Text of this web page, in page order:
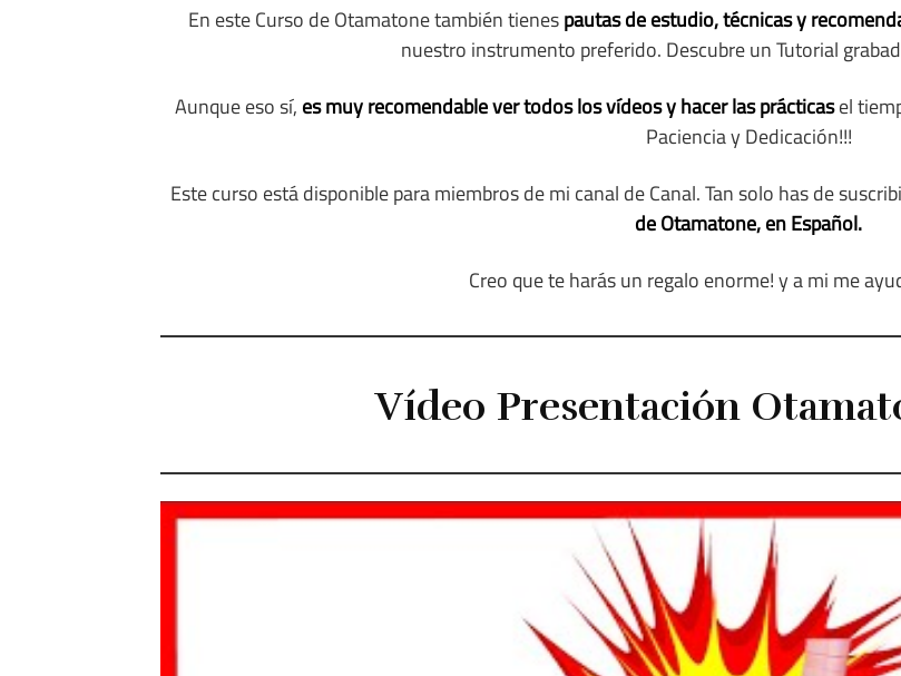
En este Curso de Otamatone también tienespautas de estudio, técnicas y
nuestro instrumento preferido. Descubre un Tutorial
Aunque eso sí,es muy recomendable ver todos los vídeos y hacer las prácticasel
Paciencia y Dedicación!!!
Este curso está disponible para miembros de mi canal de Canal. Tan solo has de
de Otamatone, en Español.
Creo que te harás un regalo enorme! y a mi me
Vídeo Presentación